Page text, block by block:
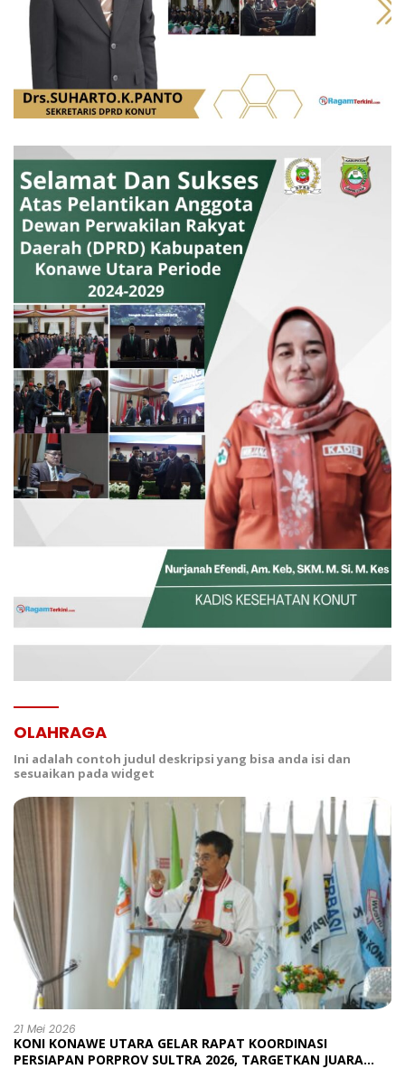
OLAHRAGA
Ini adalah contoh judul deskripsi yang bisa anda isi dan
sesuaikan pada widget
21 Mei 2026
KONI KONAWE UTARA GELAR RAPAT KOORDINASI
PERSIAPAN PORPROV SULTRA 2026, TARGETKAN JUARA